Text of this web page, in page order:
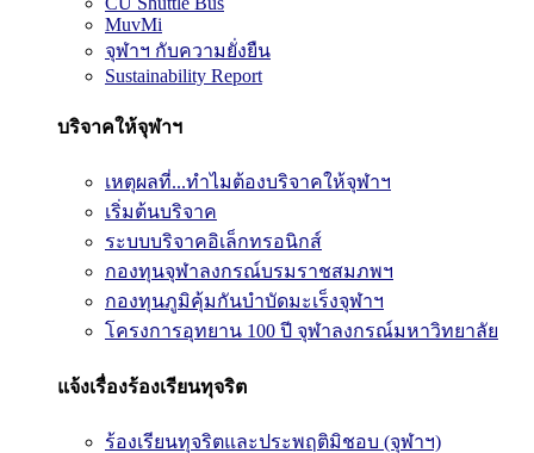
MuvMi
จุฬาฯ กับความยั่งยืน
Sustainability Report
บริจาคให้จุฬาฯ
เหตุผลที่...ทำไมต้องบริจาคให้จุฬาฯ
เริ่มต้นบริจาค
ระบบบริจาคอิเล็กทรอนิกส์
กองทุนจุฬาลงกรณ์บรมราชสมภพฯ
กองทุนภูมิคุ้มกันบำบัดมะเร็งจุฬาฯ
โครงการอุทยาน 100 ปี จุฬาลงกรณ์มหาวิทยาลัย
แจ้งเรื่องร้องเรียนทุจริต
ร้องเรียนทุจริตและประพฤติมิชอบ (จุฬาฯ)